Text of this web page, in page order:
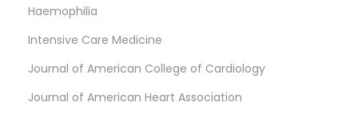
Haemophilia
Intensive Care Medicine
Journal of American College of Cardiology
Journal of American Heart Association